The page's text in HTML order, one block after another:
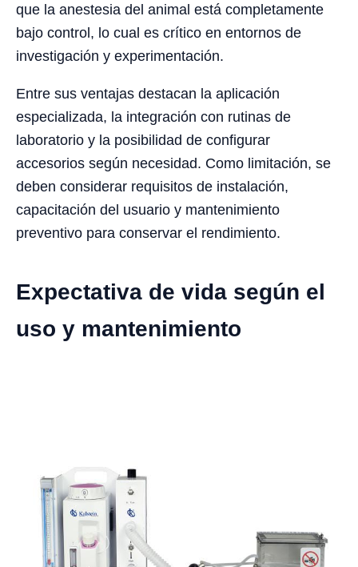
que la anestesia del animal está completamente
bajo control, lo cual es crítico en entornos de
investigación y experimentación.
Entre sus ventajas destacan la aplicación
especializada, la integración con rutinas de
laboratorio y la posibilidad de configurar
accesorios según necesidad. Como limitación, se
deben considerar requisitos de instalación,
capacitación del usuario y mantenimiento
preventivo para conservar el rendimiento.
Expectativa de vida según el
uso y mantenimiento